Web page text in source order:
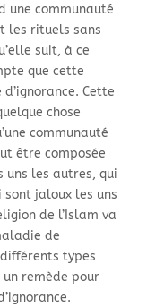
une communauté
les rituels sans
suit, à ce
que cette
Cette
chose
communauté
être composée
uns les autres, qui
sont jaloux les uns
de l’Islam va
de
types
remède pour